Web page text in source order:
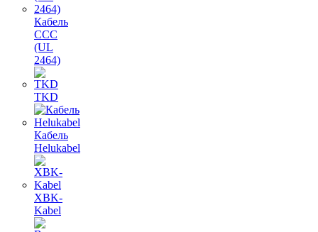
Кабель
CCC
(UL
2464)
TKD
Кабель
Helukabel
XBK-
Kabel